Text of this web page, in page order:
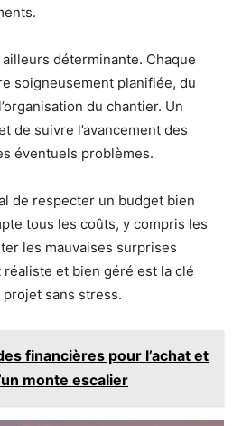
déterminante. Chaque
soigneusement planifiée, du
du chantier. Un
de suivre l’avancement des
éventuels problèmes.
de respecter un budget bien
tous les coûts, y compris les
les mauvaises surprises
et bien géré est la clé
sans stress.
financières pour l’achat et
monte escalier